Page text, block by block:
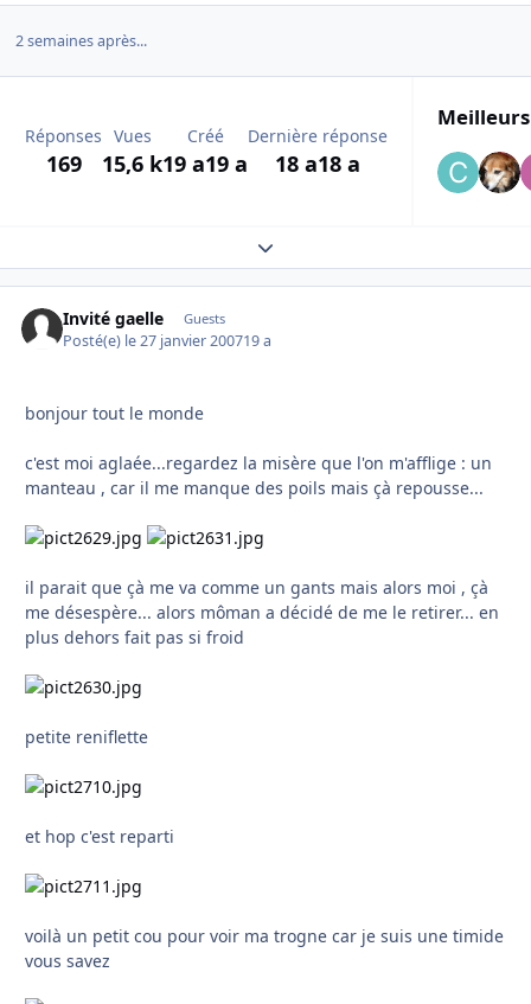
2 semaines après...
Réponses
169
Vues
15,6 k
Créé
19 a19 a
Dernière réponse
18 a18 a
Expand topic overview
Invité gaelle Guests
Posté(e) le 27 janvier 200719 a
bonjour tout le monde
c'est moi aglaée...regardez la misère que l'on m'afflige : un
manteau , car il me manque des poils mais çà repousse...
il parait que çà me va comme un gants mais alors moi , çà
me désespère... alors môman a décidé de me le retirer... en
plus dehors fait pas si froid
petite reniflette
et hop c'est reparti
voilà un petit cou pour voir ma trogne car je suis une timide
vous savez